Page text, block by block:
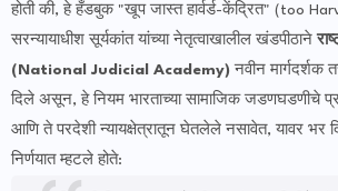
होती की, हे हँडबुक "खूप जास्त हार्वर्ड-केंद्रित" (too
​सरन्यायाधीश सूर्यकांत यांच्या नेतृत्वाखालील खंडपीठाने
(National Judicial Academy) नवीन मार्गदर्शक
दिले असून, हे नियम भारताच्या सामाजिक जडणघडणीचे
आणि ते परदेशी न्यायक्षेत्रातून घेतलेले नसावेत, यावर भर
निर्णयात म्हटले होते: